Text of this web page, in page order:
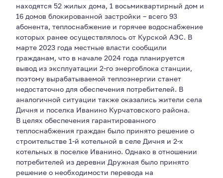
находятся 52 жилых дома, 1 восьмиквартирный дом и
16 домов блокированной застройки – всего 93
абонента, теплоснабжение и горячее водоснабжение
которых ранее осуществлялось от Курской АЭС. В
марте 2023 года местные власти сообщили
гражданам, что в начале 2024 года планируется
вывод из эксплуатации 2-го энергоблока станции,
поэтому вырабатываемой теплоэнергии станет
недостаточно для обеспечения потребителей. В
аналогичной ситуации также оказались жители села
Дичня и поселка Иванино Курчатовского района.
В целях обеспечения гарантированного
теплоснабжения граждан было принято решение о
строительстве 1-й котельной в селе Дичня и 2-х
котельных в поселке Иванино. Однако в отношении
потребителей из деревни Дружная было принято
решение о необходимости перевода на